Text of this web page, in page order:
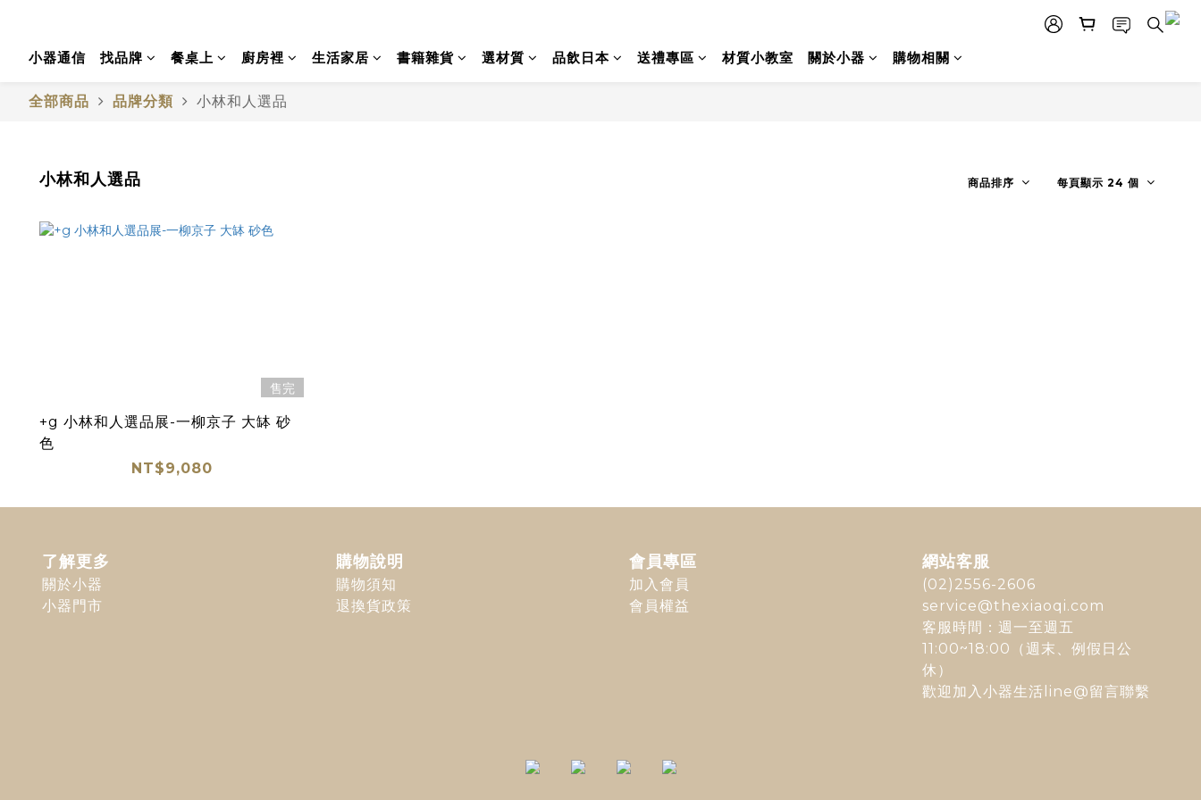
小器通信 找品牌 餐桌上 廚房裡 生活家居 書籍雜貨 選材質 品飲日本 送禮專區 材質小教室 關於小器 購物相關
全部商品 品牌分類 小林和人選品
小林和人選品 商品排序 每頁顯示 24 個
售完
+g 小林和人選品展-一柳京子 大缽 砂
色
NT$9,080
了解更多
關於小器
小器門市
購物說明
購物須知
退換貨政策
會員專區
加入會員
會員權益
網站客服
(02)2556-2606
service@thexiaoqi.com
客服時間：週一至週五
11:00~18:00（週末、例假日公
休）
歡迎加入 小器生活line@留言聯繫